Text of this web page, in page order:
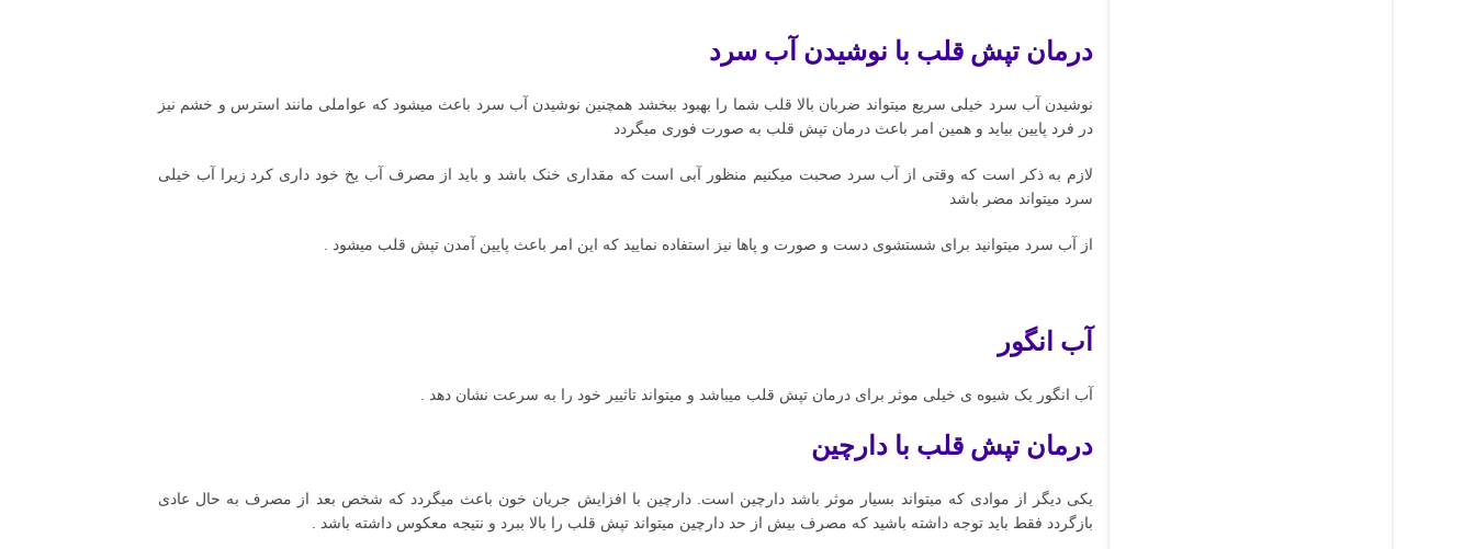
درمان تپش قلب با نوشیدن آب سرد
نوشیدن آب سرد خیلی سریع میتواند ضربان بالا قلب شما را بهبود ببخشد همچنین نوشیدن آب سرد باعث میشود که عواملی مانند استرس و خشم نیز
در فرد پایین بیاید و همین امر باعث درمان تپش قلب به صورت فوری میگردد
لازم به ذکر است که وقتی از آب سرد صحبت میکنیم منظور آبی است که مقداری خنک باشد و باید از مصرف آب یخ خود داری کرد زیرا آب خیلی
سرد میتواند مضر باشد
از آب سرد میتوانید برای شستشوی دست و صورت و پاها نیز استفاده نمایید که این امر باعث پایین آمدن تپش قلب میشود .
آب انگور
آب انگور یک شیوه ی خیلی موثر برای درمان تپش قلب میباشد و میتواند تاثییر خود را به سرعت نشان دهد .
درمان تپش قلب با دارچین
یکی دیگر از موادی که میتواند بسیار موثر باشد دارچین است. دارچین با افزایش جریان خون باعث میگردد که شخص بعد از مصرف به حال عادی
بازگردد فقط باید توجه داشته باشید که مصرف بیش از حد دارچین میتواند تپش قلب را بالا ببرد و نتیجه معکوس داشته باشد .